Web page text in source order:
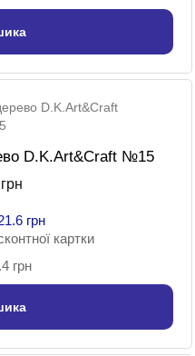
D.K.Art&Craft №15
грн
картки
грн